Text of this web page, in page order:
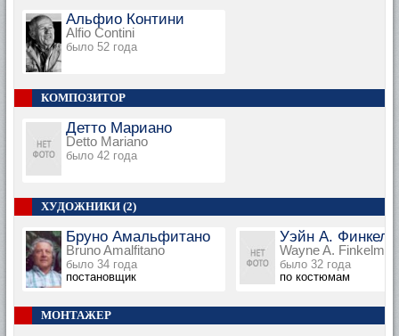
Альфио Контини
Alfio Contini
было 52 года
КОМПОЗИТОР
Детто Мариано
Detto Mariano
было 42 года
ХУДОЖНИКИ (2)
Бруно Амальфитано
Bruno Amalfitano
было 34 года
постановщик
Уэйн А.
Wayne A. Finkelman
было 32 года
по костюмам
МОНТАЖЕР